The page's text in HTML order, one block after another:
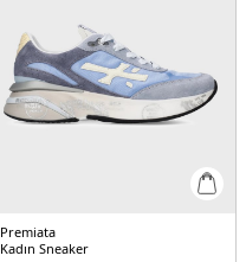
Premiata
Kadın Sneaker